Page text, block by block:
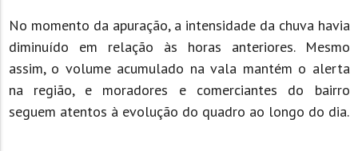
No momento da apuração, a intensidade da chuva havia
diminuído em relação às horas anteriores. Mesmo
assim, o volume acumulado na vala mantém o alerta
na região, e moradores e comerciantes do bairro
seguem atentos à evolução do quadro ao longo do dia.